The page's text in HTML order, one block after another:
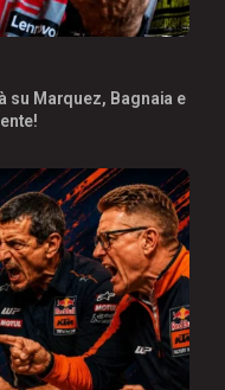
su Marquez, Bagnaia e